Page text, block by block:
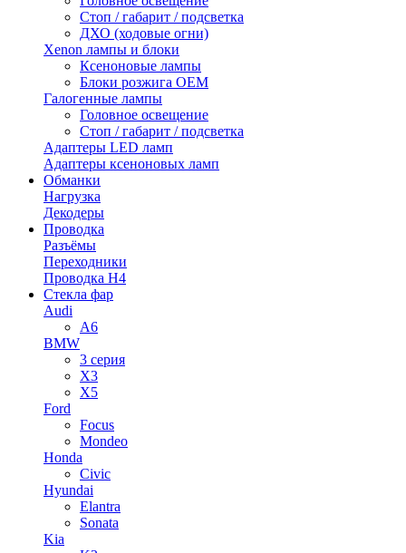
Стоп / габарит / подсветка
ДХО (ходовые огни)
Xenon лампы и блоки
Ксеноновые лампы
Блоки розжига OEM
Галогенные лампы
Головное освещение
Стоп / габарит / подсветка
Адаптеры LED ламп
Адаптеры ксеноновых ламп
Обманки
Нагрузка
Декодеры
Проводка
Разъёмы
Переходники
Проводка H4
Стекла фар
Audi
A6
BMW
3 серия
X3
X5
Ford
Focus
Mondeo
Honda
Civic
Hyundai
Elantra
Sonata
Kia